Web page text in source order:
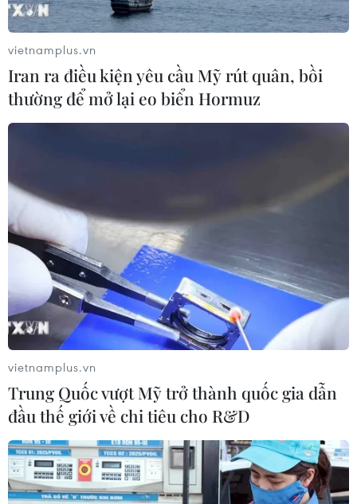
Thủ tướng Hà Lan Mark Rutte muốn hợp
tác sâu sắc hơn với Việt Nam
10/07/2017 22:23
Thủ tướng Mark Rutte khẳng định Hà Lan mong muốn
làm sâu sắc hơn nữa hợp tác với Việt Nam - đối tác
Tuyên bố chung giữa Chính phủ Việt Nam
và Chính phủ Vương quốc Hà Lan
vietnamplus.vn
Iran ra điều kiện yêu cầu Mỹ rút quân, bồi
thường để mở lại eo biển Hormuz
vietnamplus.vn
Trung Quốc vượt Mỹ trở thành quốc gia dẫn
đầu thế giới về chi tiêu cho R&D